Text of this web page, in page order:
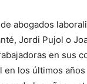
abogados
Jordi Pujol o
en sus
en los últimos